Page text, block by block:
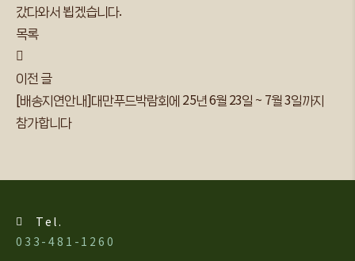
갔다와서 뵙겠습니다.
목록
이전 글
[배송지연안내]대만푸드박람회에 25년 6월 23일 ~ 7월 3일까지
참가합니다
Tel.
033-481-1260